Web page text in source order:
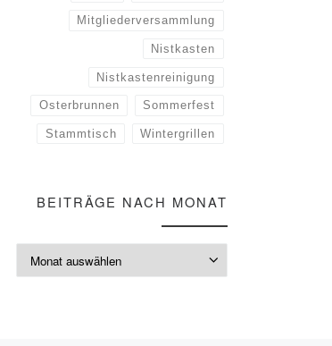
Mitgliederversammlung
Nistkasten
Nistkastenreinigung
Osterbrunnen Sommerfest
Stammtisch Wintergrillen
BEITRÄGE NACH MONAT